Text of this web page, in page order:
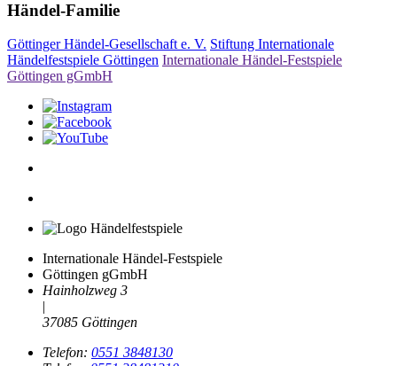
Händel-Familie
Göttinger Händel-Gesellschaft e. V. Stiftung Internationale
Händelfestspiele Göttingen Internationale Händel-Festspiele
Göttingen gGmbH
Internationale Händel-Festspiele
Göttingen gGmbH
Hainholzweg 3
|
37085 Göttingen
Telefon: 0551 3848130